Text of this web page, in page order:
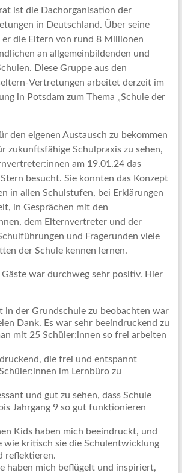
ist die Dachorganisation der
in Deutschland. Über seine
die Eltern von rund 8 Millionen
an allgemeinbildenden und
Diese Gruppe aus den
Vertretungen arbeitet derzeit im
in Potsdam zum Thema „Schule der
den eigenen Austausch zu bekommen
zukunftsfähige Schulpraxis zu sehen,
am 19.01.24 das
besucht. Sie konnten das Konzept
in allen Schulstufen, bei Erklärungen
in Gesprächen mit den
dem Elternvertreter und der
und Fragerunden viele
der Schule kennen lernen.
Gäste war durchweg sehr positiv. Hier
in der Grundschule zu beobachten war
Dank. Es war sehr beeindruckend zu
mit 25 Schüler:innen so frei arbeiten
die frei und entspannt
im Lernbüro zu
und gut zu sehen, dass Schule
Jahrgang 9 so gut funktionieren
Kids haben mich beeindruckt, und
wie kritisch sie die Schulentwicklung
reflektieren.
haben mich beflügelt und inspiriert,